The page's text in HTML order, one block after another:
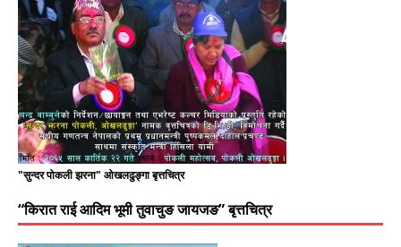
"सुन्दर पोकली झरना" ओखलढुङ्गा बृत्तचित्र
“किरात राई आदिम भूमी तुवाचुङ जायजङ” बृत्तचित्र